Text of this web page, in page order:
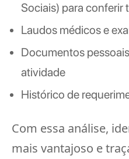
Sociais) para conferir
Laudos médicos e
Documentos
atividade
Histórico de
Com essa análise,
mais vantajoso e